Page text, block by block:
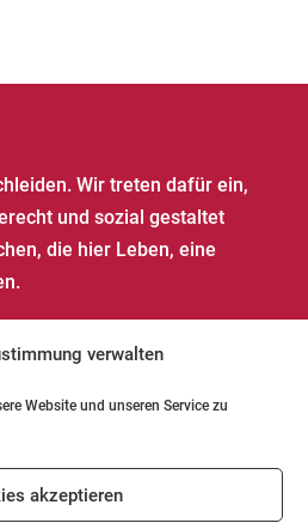
verwalten
Website und unseren Service zu
akzeptieren
Wir treten dafür ein,
und sozial gestaltet
die hier Leben, eine
(EU)